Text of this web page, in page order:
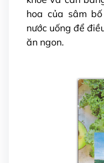
hoa của sâm
nước uống để
ăn ngon.